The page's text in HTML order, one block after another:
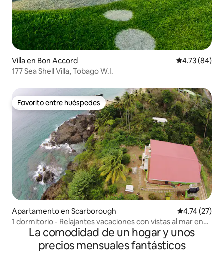
Villa en Bon Accord Calificación
4.73 (84)
177 Sea Shell Villa, Tobago W.I.
Favorito entre huéspedes
Favorito entre huéspedes
Apartamento en Scarborough Calificación
4.74 (27)
1 dormitorio - Relajantes vacaciones con vistas al mar en
TobagoLa comodidad de un hogar y unos
precios mensuales fantásticos